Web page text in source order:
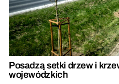
Posadzą setki drzew i
wojewódzkich